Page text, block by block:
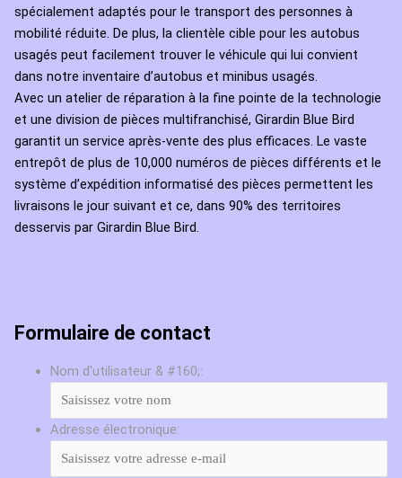
spécialement adaptés pour le transport des personnes à
mobilité réduite. De plus, la clientèle cible pour les autobus
usagés peut facilement trouver le véhicule qui lui convient
dans notre inventaire d’autobus et minibus usagés.
Avec un atelier de réparation à la fine pointe de la technologie
et une division de pièces multifranchisé, Girardin Blue Bird
garantit un service après-vente des plus efficaces. Le vaste
entrepôt de plus de 10,000 numéros de pièces différents et le
système d’expédition informatisé des pièces permettent les
livraisons le jour suivant et ce, dans 90% des territoires
desservis par Girardin Blue Bird.
Formulaire de contact
Nom d'utilisateur & #160;:
Adresse électronique: